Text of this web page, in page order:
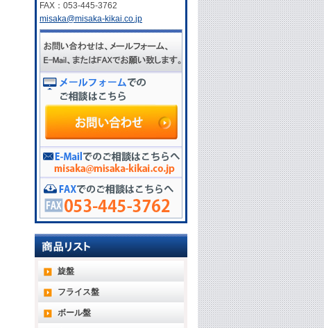
FAX：053-445-3762
misaka@misaka-kikai.co.jp
旋盤
フライス盤
ボール盤